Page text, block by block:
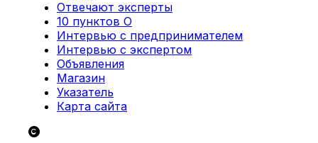
Отвечают эксперты
10 пунктов О
Интервью с предпринимателем
Интервью с экспертом
Объявления
Магазин
Указатель
Карта сайта